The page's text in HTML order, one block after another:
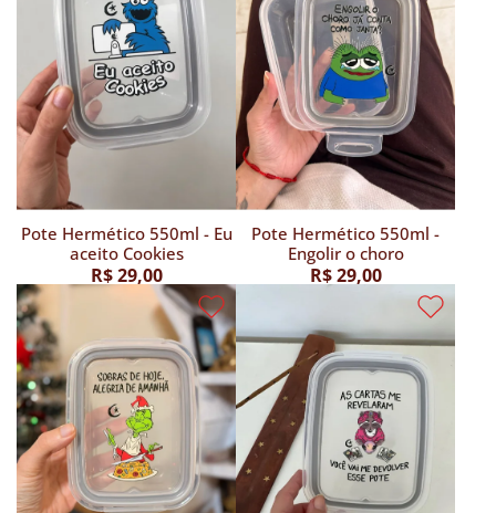
Pote Hermético 550ml - Eu
aceito Cookies
R$ 29,00
Pote Hermético 550ml -
Engolir o choro
R$ 29,00